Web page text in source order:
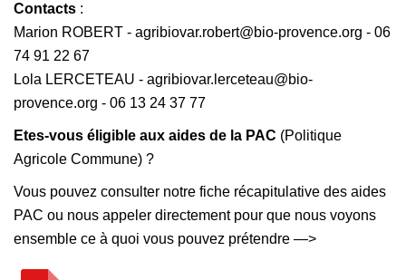
Contacts :
Marion ROBERT - agribiovar.robert@bio-provence.org - 06
74 91 22 67
Lola LERCETEAU - agribiovar.lerceteau@bio-
provence.org - 06 13 24 37 77
Etes-vous éligible aux aides de la PAC (Politique
Agricole Commune) ?
Vous pouvez consulter notre fiche récapitulative des aides
PAC ou nous appeler directement pour que nous voyons
ensemble ce à quoi vous pouvez prétendre —>